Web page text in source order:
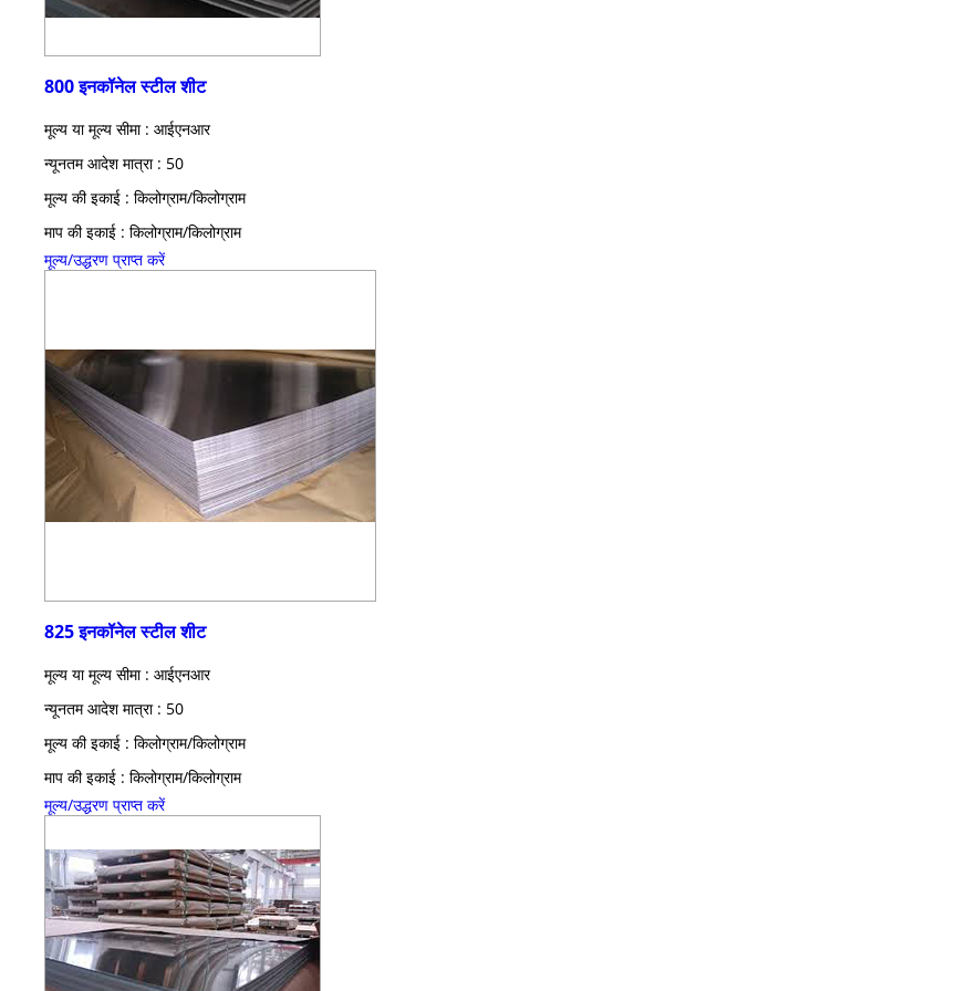
800 इनकॉनेल स्टील शीट
मूल्य या मूल्य सीमा : आईएनआर
न्यूनतम आदेश मात्रा : 50
मूल्य की इकाई : किलोग्राम/किलोग्राम
माप की इकाई : किलोग्राम/किलोग्राम
मूल्य/उद्धरण प्राप्त करें
825 इनकॉनेल स्टील शीट
मूल्य या मूल्य सीमा : आईएनआर
न्यूनतम आदेश मात्रा : 50
मूल्य की इकाई : किलोग्राम/किलोग्राम
माप की इकाई : किलोग्राम/किलोग्राम
मूल्य/उद्धरण प्राप्त करें